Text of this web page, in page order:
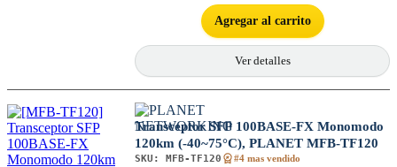
Agregar al carrito
Ver detalles
Transceptor SFP 100BASE-FX Monomodo
120km (-40~75°C), PLANET MFB-TF120
SKU: MFB-TF120 #4 mas vendido